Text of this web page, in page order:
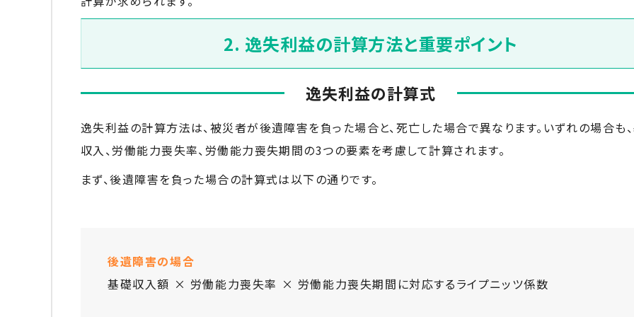
2. 逸失利益の計算方法と重要ポイント
逸失利益の計算式
逸失利益の計算方法は、被災者が後遺障害を負った場合と、死亡した場合で異なります。いずれの場合も
収入、労働能力喪失率、労働能力喪失期間の3つの要素を考慮して計算されます。
まず、後遺障害を負った場合の計算式は以下の通りです。
後遺障害の場合
基礎収入額 × 労働能力喪失率 × 労働能力喪失期間に対応するライプニッツ係数